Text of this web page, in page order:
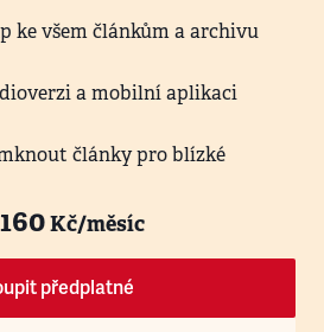
ke všem článkům a archivu
a mobilní aplikaci
články pro blízké
160Kč/měsíc
předplatné